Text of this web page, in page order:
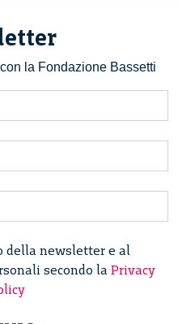
la Fondazione Bassetti
della newsletter e al
secondo la Privacy